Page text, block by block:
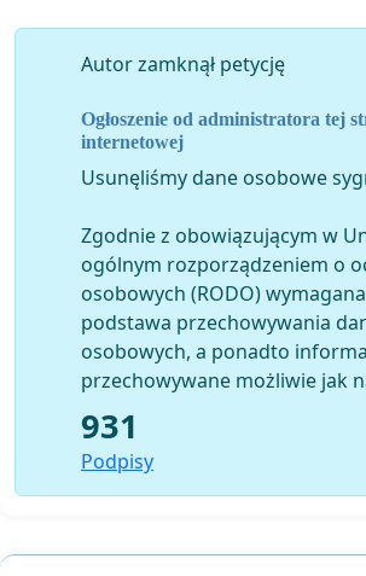
Autor zamknął petycję
Ogłoszenie od administratora tej
internetowej
Usunęliśmy dane osobowe
Zgodnie z obowiązującym w
ogólnym rozporządzeniem o
osobowych (RODO)
podstawa przechowywania
osobowych, a ponadto
przechowywane możliwie jak
931
Podpisy